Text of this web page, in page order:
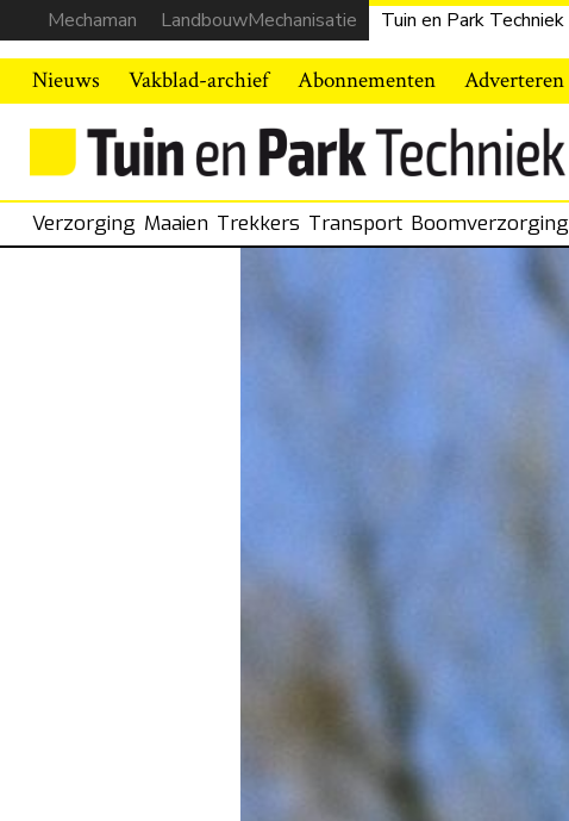
Mechaman LandbouwMechanisatie Tuin en Park Techniek
Nieuws Vakblad-archief Abonnementen Adverteren
Verzorging Maaien Trekkers Transport Boomverzorging